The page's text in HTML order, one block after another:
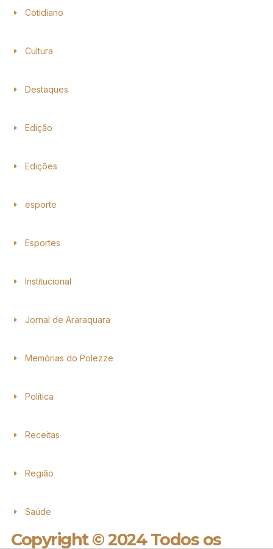
Cotidiano
Cultura
Destaques
Edição
Edições
esporte
Esportes
Institucional
Jornal de Araraquara
Memórias do Polezze
Política
Receitas
Região
Saúde
Copyright © 2024 Todos os